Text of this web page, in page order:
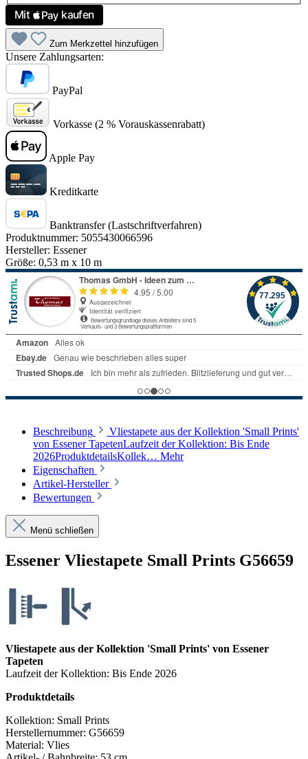
Zum Merkzettel hinzufügen
Unsere Zahlungsarten:
PayPal
Vorkasse (2 % Vorauskassenrabatt)
Apple Pay
Kreditkarte
Banktransfer (Lastschriftverfahren)
Produktnummer: 5055430066596
Hersteller: Essener
Größe: 0,53 m x 10 m
Beschreibung
Vliestapete aus der Kollektion 'Small Prints'
von Essener TapetenLaufzeit der Kollektion: Bis Ende
2026ProduktdetailsKollek… Mehr
Eigenschaften
Artikel-Hersteller
Bewertungen
Menü schließen
Essener Vliestapete Small Prints G56659
Vliestapete aus der Kollektion 'Small Prints' von Essener
Tapeten
Laufzeit der Kollektion: Bis Ende 2026
Produktdetails
Kollektion: Small Prints
Herstellernummer: G56659
Material: Vlies